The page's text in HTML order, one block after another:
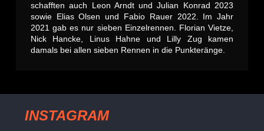
schafften auch Leon Arndt und Julian Konrad 2023
sowie Elias Olsen und Fabio Rauer 2022. Im Jahr
2021 gab es nur sieben Einzelrennen. Florian Vietze,
Nick Hancke, Linus Hahne und Lilly Zug kamen
damals bei allen sieben Rennen in die Punkteränge.
INSTAGRAM